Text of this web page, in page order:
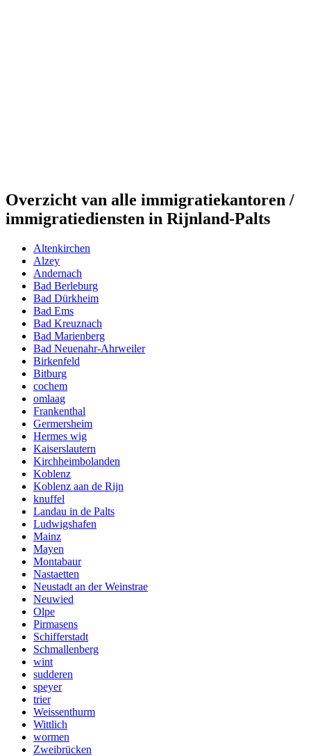
Overzicht van alle immigratiekantoren /
immigratiediensten in Rijnland-Palts
Altenkirchen
Alzey
Andernach
Bad Berleburg
Bad Dürkheim
Bad Ems
Bad Kreuznach
Bad Marienberg
Bad Neuenahr-Ahrweiler
Birkenfeld
Bitburg
cochem
omlaag
Frankenthal
Germersheim
Hermes wig
Kaiserslautern
Kirchheimbolanden
Koblenz
Koblenz aan de Rijn
knuffel
Landau in de Palts
Ludwigshafen
Mainz
Mayen
Montabaur
Nastaetten
Neustadt an der Weinstrae
Neuwied
Olpe
Pirmasens
Schifferstadt
Schmallenberg
wint
sudderen
speyer
trier
Weissenthurm
Wittlich
wormen
Zweibrücken